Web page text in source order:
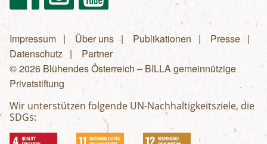
Fußzeilenmenü
Impressum Über uns Publikationen
Presse
Datenschutz
Partner
© 2026 Blühendes Österreich – BILLA gemeinnützige
Privatstiftung
Wir unterstützen folgende UN-Nachhaltigkeitsziele, die
SDGs: